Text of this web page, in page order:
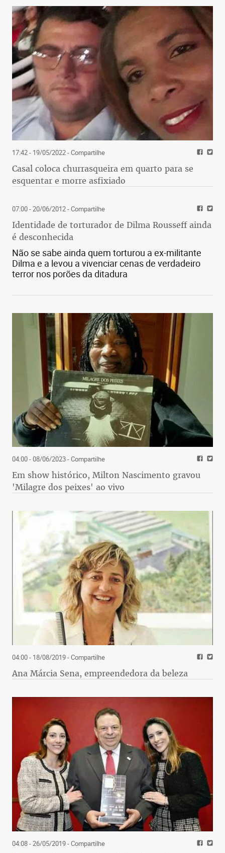
17:42 - 19/05/2022- Compartilhe
Casal coloca churrasqueira em quarto para se
esquentar e morre asfixiado
07:00 - 20/06/2012- Compartilhe
Identidade de torturador de Dilma Rousseff ainda
é desconhecida
Não se sabe ainda quem torturou a ex-militante
Dilma e a levou a vivenciar cenas de verdadeiro
terror nos porões da ditadura
04:00 - 08/06/2023- Compartilhe
Em show histórico, Milton Nascimento gravou
'Milagre dos peixes' ao vivo
04:00 - 18/08/2019- Compartilhe
Ana Márcia Sena, empreendedora da beleza
04:08 - 26/05/2019- Compartilhe